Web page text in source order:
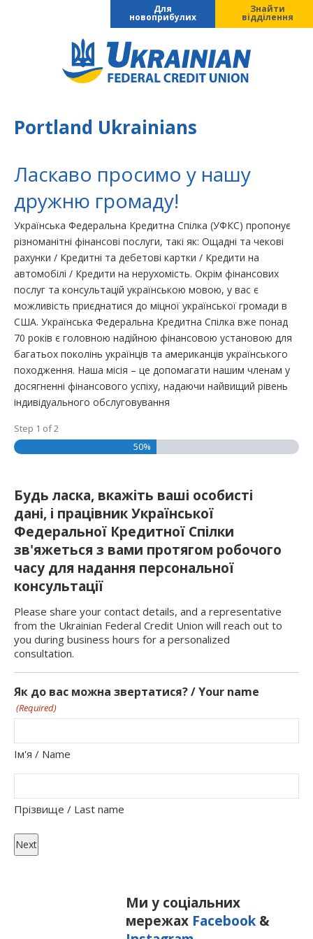
Для
новоприбулих
Знайти
відділення
Portland Ukrainians
Ласкаво просимо у нашу
дружню громаду!
Українська Федеральна Кредитна Спілка (УФКС) пропонує
різноманітні фінансові послуги, такі як: Ощадні та чекові
рахунки / Кредитні та дебетові картки / Кредити на
автомобілі / Кредити на нерухомість. Окрім фінансових
послуг та консультацій українською мовою, у вас є
можливість приєднатися до міцної української громади в
США. Українська Федеральна Кредитна Спілка вже понад
70 років є головною надійною фінансовою установою для
багатьох поколінь українців та американців українського
походження. Наша місія – це допомагати нашим членам у
досягненні фінансового успіху, надаючи найвищий рівень
індивідуального обслуговування
Step 1 of2
50%
Будь ласка, вкажіть ваші особисті
дані, і працівник Української
Федеральної Кредитної Спілки
зв'яжеться з вами протягом робочого
часу для надання персональної
консультації
Please share your contact details, and a representative
from the Ukrainian Federal Credit Union will reach out to
you during business hours for a personalized
consultation.
Як до вас можна звертатися? / Your name
(Required)
Ім'я / Name
Прізвище / Last name
Ми у соціальних
мережах Facebook &